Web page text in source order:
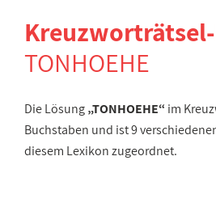
TONHOEHE
Die Lösung„TONHOEHE“ im
Buchstaben und ist 9
diesem Lexikon zugeordnet.